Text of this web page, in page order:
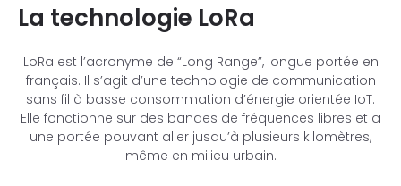
La technologie LoRa
LoRa est l’acronyme de “Long Range”, longue portée en
français. Il s’agit d’une technologie de communication
sans fil à basse consommation d’énergie orientée IoT.
Elle fonctionne sur des bandes de fréquences libres et a
une portée pouvant aller jusqu’à plusieurs kilomètres,
même en milieu urbain.